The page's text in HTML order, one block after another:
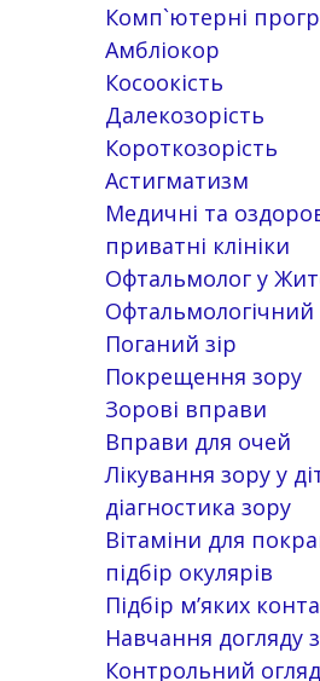
Комп`ютерні
Амбліокор
Косоокість
Далекозорість
Короткозорість
Астигматизм
Медичні та
приватні клініки
Офтальмолог у
Офтальмологічний
Поганий зір
Покрещення зору
Зорові вправи
Вправи для очей
Лікування зору у
діагностика зору
Вітаміни для
підбір окулярів
Підбір м’яких
Навчання догляду
Контрольний